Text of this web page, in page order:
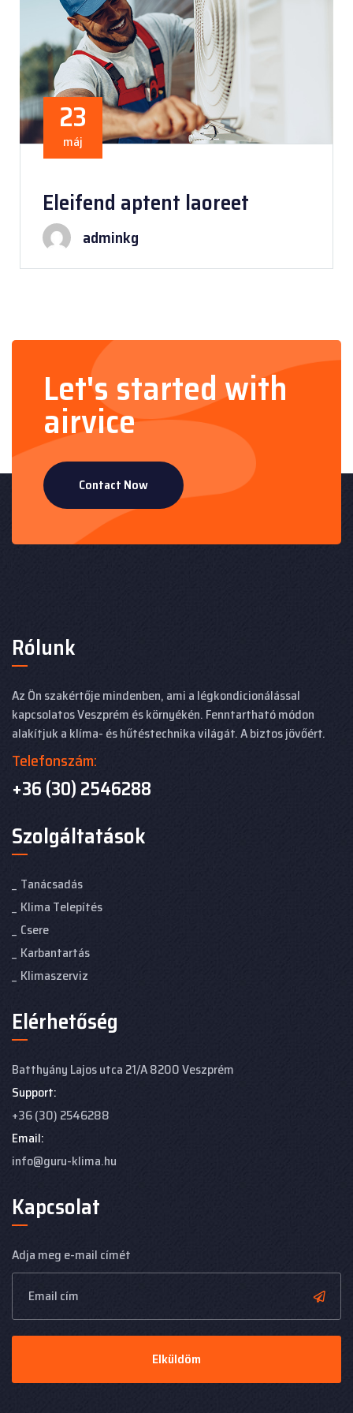
23
máj
Eleifend aptent laoreet
adminkg
Let's started with
airvice
Contact Now
Rólunk
Az Ön szakértője mindenben, ami a légkondicionálással
kapcsolatos Veszprém és környékén. Fenntartható módon
alakítjuk a klíma- és hűtéstechnika világát. A biztos jövőért.
Telefonszám:
+36 (30) 2546288
Szolgáltatások
Tanácsadás
Klima Telepítés
Csere
Karbantartás
Klimaszerviz
Elérhetőség
Batthyány Lajos utca 21/A8200 Veszprém
Support:
+36 (30) 2546288
Email:
info@guru-klima.hu
Kapcsolat
Adja meg e-mail címét
Elküldöm